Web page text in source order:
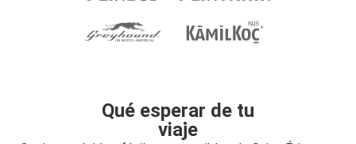
Qué esperar de tu
viaje